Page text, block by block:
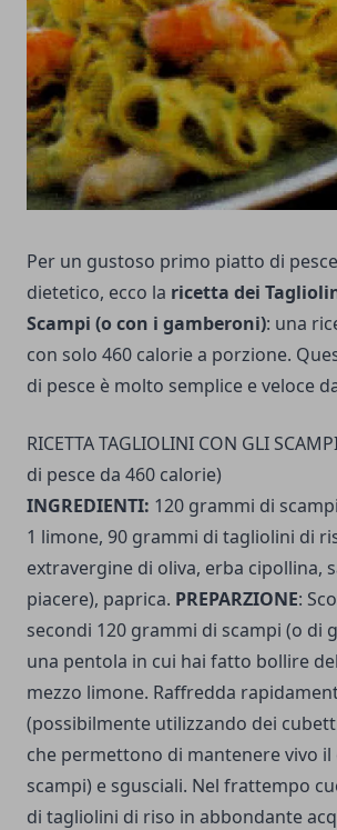
Per un gustoso primo piatto di
dietetico, ecco la ricetta dei
Scampi (o con i gamberoni): una
con solo 460 calorie a porzione.
di pesce è molto semplice e veloce
RICETTA TAGLIOLINI CON GLI
di pesce da 460 calorie)
INGREDIENTI: 120 grammi di
1 limone, 90 grammi di tagliolini di
extravergine di oliva, erba cipollina,
piacere), paprica. PREPARZIONE:
secondi 120 grammi di scampi (o di
una pentola in cui hai fatto bollire
mezzo limone. Raffredda
(possibilmente utilizzando dei
che permettono di mantenere vivo il
scampi) e sgusciali. Nel frattempo
di tagliolini di riso in abbondante